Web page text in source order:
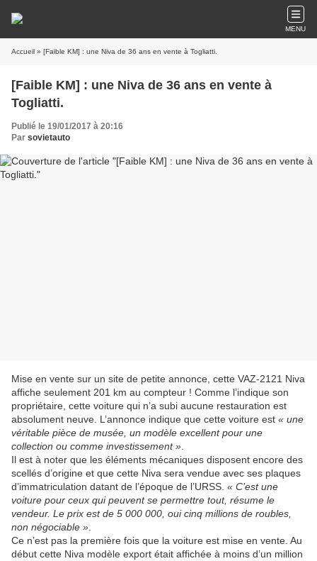
MENU
Accueil » [Faible KM] : une Niva de 36 ans en vente à Togliatti.
[Faible KM] : une Niva de 36 ans en vente à
Togliatti.
Publié le 19/01/2017 à 20:16
Par sovietauto
Mise en vente sur un site de petite annonce, cette VAZ-2121 Niva
affiche seulement 201 km au compteur ! Comme l’indique son
propriétaire, cette voiture qui n’a subi aucune restauration est
absolument neuve. L’annonce indique que cette voiture est « une
véritable pièce de musée, un modèle excellent pour une
collection ou comme investissement »
Il est à noter que les éléments mécaniques disposent encore des
scellés d’origine et que cette Niva sera vendue avec ses plaques
d’immatriculation datant de l’époque de l’URSS. « C’est une
voiture pour ceux qui peuvent se permettre tout, résume le
vendeur. Le prix est de 5 000 000, oui cinq millions de roubles,
non négociable »
Ce n’est pas la première fois que la voiture est mise en vente. Au
début cette Niva modèle export était affichée à moins d’un million